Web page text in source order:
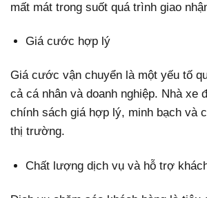
mất mát trong suốt quá trình giao
Giá cước hợp lý
Giá cước vận chuyển là một yếu tố
cả cá nhân và doanh nghiệp. Nhà xe
chính sách giá hợp lý, minh bạch và
thị trường.
Chất lượng dịch vụ và hỗ trợ